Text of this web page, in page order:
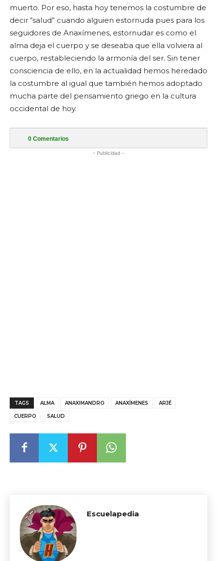
muerto. Por eso, hasta hoy tenemos la costumbre de
decir “salud” cuando alguien estornuda pues para los
seguidores de Anaxímenes, estornudar es como el
alma deja el cuerpo y se deseaba que ella volviera al
cuerpo, restableciendo la armonía del ser. Sin tener
consciencia de ello, en la actualidad hemos heredado
la costumbre al igual que también hemos adoptado
mucha parte del pensamiento griego en la cultura
occidental de hoy.
0 Comentarios
- Publicidad -
TAGS ALMA ANAXIMANDRO ANAXÍMENES ARJÉ
CUERPO SALUD
Escuelapedia